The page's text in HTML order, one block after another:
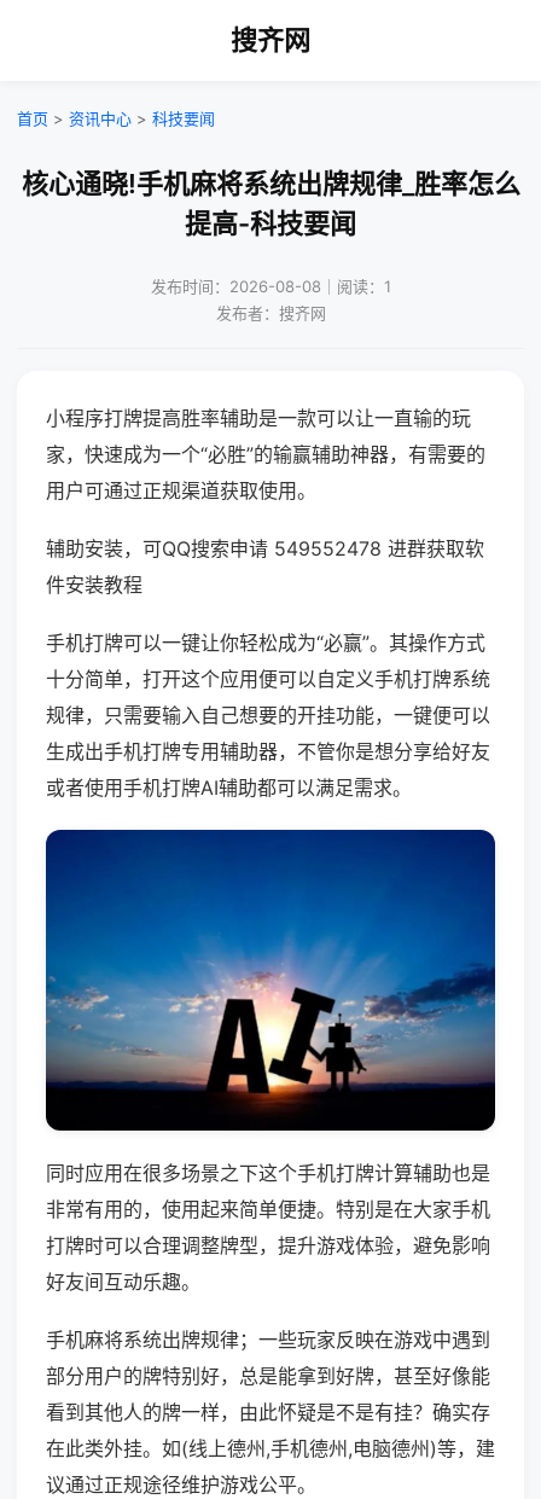
搜齐网
首页 > 资讯中心 > 科技要闻
核心通晓!手机麻将系统出牌规律_胜率怎么
提高-科技要闻
发布时间：2026-08-08｜阅读：1
发布者：搜齐网
小程序打牌提高胜率辅助是一款可以让一直输的玩
家，快速成为一个“必胜”的输赢辅助神器，有需要的
用户可通过正规渠道获取使用。
辅助安装，可QQ搜索申请 549552478 进群获取软
件安装教程
手机打牌可以一键让你轻松成为“必赢”。其操作方式
十分简单，打开这个应用便可以自定义手机打牌系统
规律，只需要输入自己想要的开挂功能，一键便可以
生成出手机打牌专用辅助器，不管你是想分享给好友
或者使用手机打牌AI辅助都可以满足需求。
同时应用在很多场景之下这个手机打牌计算辅助也是
非常有用的，使用起来简单便捷。特别是在大家手机
打牌时可以合理调整牌型，提升游戏体验，避免影响
好友间互动乐趣。
手机麻将系统出牌规律；一些玩家反映在游戏中遇到
部分用户的牌特别好，总是能拿到好牌，甚至好像能
看到其他人的牌一样，由此怀疑是不是有挂？确实存
在此类外挂。如(线上德州,手机德州,电脑德州)等，建
议通过正规途径维护游戏公平。